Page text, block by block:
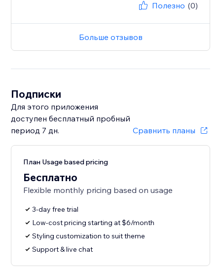
Полезно (0)
Больше отзывов
Подписки
Для этого приложения
доступен бесплатный пробный
период 7 дн.
Сравнить планы
План Usage based pricing
Бесплатно
Flexible monthly pricing based on usage
3-day free trial
Low-cost pricing starting at $6/month
Styling customization to suit theme
Support & live chat